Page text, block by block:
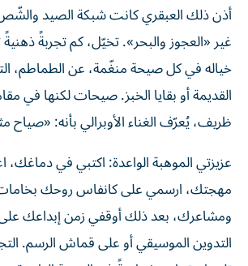
أذن ذلك العبقري كانت شبكة الصيد
غير «العجوز والبحر». تخيّل، كم تجربةً
خياله في كل صيحة منغّمة، عن الطماطم،
القديمة أو بقايا الخبز. صيحات لكنها في
ظريف، يُعرّف الغناء الأوبرالي بأنه:
عزيزتي الموهبة الواعدة: اكتبي في دماغك،
مهجتك، ارسمي على كانفاس روحك
ومشاعرك، بعد ذلك أوقفي زمن إبداعك
التدوين الموسيقي أو على قماش الرسم.